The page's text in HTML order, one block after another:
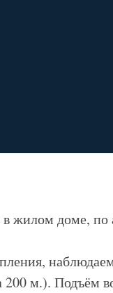
жилом доме, по
200 м.). Подъём